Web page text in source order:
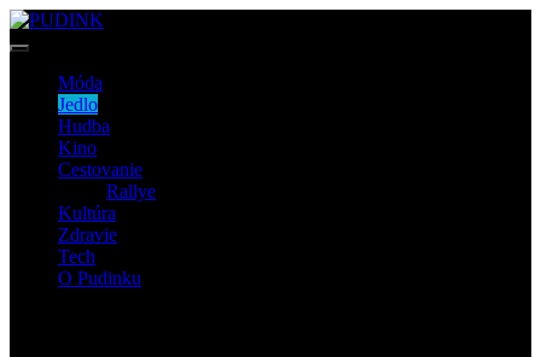
Móda
Jedlo
Hudba
Kino
Cestovanie
Rallye
Kultúra
Zdravie
Tech
O Pudinku